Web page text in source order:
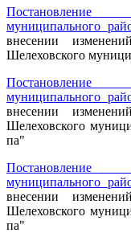
Постановление
муниципального
внесении
Шелеховского
Постановление
муниципального
внесении
Шелеховского
па"
Постановление
муниципального
внесении
Шелеховского
па"